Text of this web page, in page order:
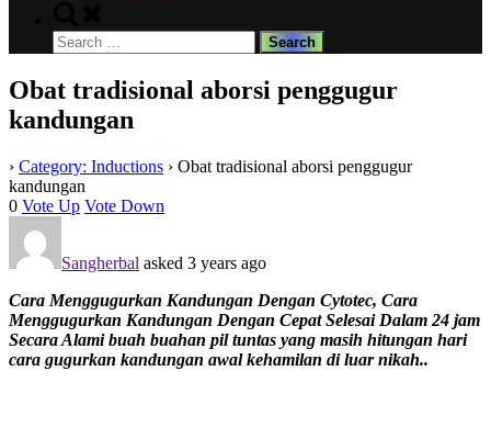
search
form
Search
for:
Obat tradisional aborsi penggugur
kandungan
› Category: Inductions › Obat tradisional aborsi penggugur
kandungan
0 Vote Up Vote Down
Sangherbal asked 3 years ago
Cara Menggugurkan Kandungan Dengan Cytotec, Cara
Menggugurkan Kandungan Dengan Cepat Selesai Dalam 24 jam
Secara Alami buah buahan pil tuntas yang masih hitungan hari
cara gugurkan kandungan awal kehamilan di luar nikah..